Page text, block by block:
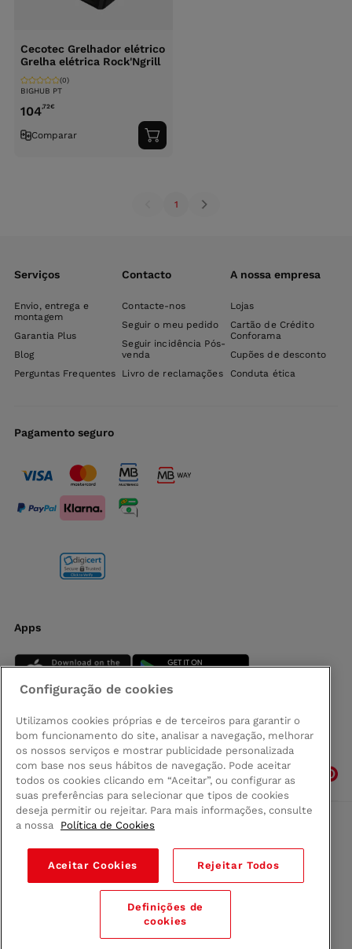
Cecotec Grelhador elétrico
Grelha elétrica Rock'Ngrill
BIGHUB PT
(0)
104,72€
Comparar
Adicionar
ao
1
Serviços
Envio, entrega e
montagem
Garantia Plus
Blog
Perguntas Frequentes
Contacto
Contacte-nos
Seguir o meu pedido
Seguir incidência Pós-
venda
Livro de reclamações
A nossa empresa
Lojas
Cartão de Crédito
Conforama
Cupões de desconto
Conduta ética
Pagamento seguro
Apps
Siga-nos
Comprar na Madeira
Política de privacidad
Termos e Condições
Configuração de cookies
Utilizamos cookies próprias e de terceiros para garantir o
bom funcionamento do site, analisar a navegação, melhorar
os nossos serviços e mostrar publicidade personalizada
com base nos seus hábitos de navegação. Pode aceitar
todos os cookies clicando em “Aceitar”, ou configurar as
suas preferências para selecionar que tipos de cookies
deseja permitir ou rejeitar. Para mais informações, consulte
a nossa
Política de Cookies
Aceitar Cookies Rejeitar Todos
Definições de
cookies